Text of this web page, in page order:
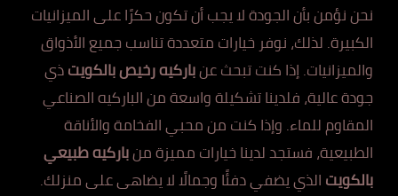
نحن نؤمن بأن الجودة لا يجب أن تكون حكرًا على الميزانيات
الكبيرة. لذلك، نوفر خيارات متعددة تناسب جميع الأذواق
والميزانيات. إذا كنت تبحث عنباركيه رخيص بالكويتذي
جودة عالية، فلدينا تشكيلة واسعة من الباركيه الصناعي
المقاوم للماء. وإذا كنت من محبي الفخامة والأناقة
الطبيعية، فستجد لدينا خيارات مميزة منباركيه طبيعي
بالكويتالذي يضفي دفئًا وجمالًا لا يضاهى على منزلك.